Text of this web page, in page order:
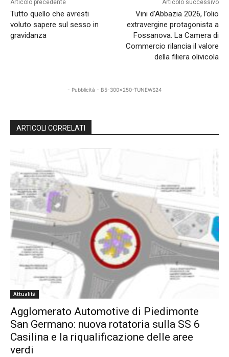
Articolo precedente
Tutto quello che avresti
voluto sapere sul sesso in
gravidanza
Articolo successivo
Vini d’Abbazia 2026, l’olio
extravergine protagonista a
Fossanova. La Camera di
Commercio rilancia il valore
della filiera olivicola
- Pubblicità - B5-300x250-TUNEWS24
ARTICOLI CORRELATI
Attualità
Agglomerato Automotive di Piedimonte
San Germano: nuova rotatoria sulla SS 6
Casilina e la riqualificazione delle aree
verdi